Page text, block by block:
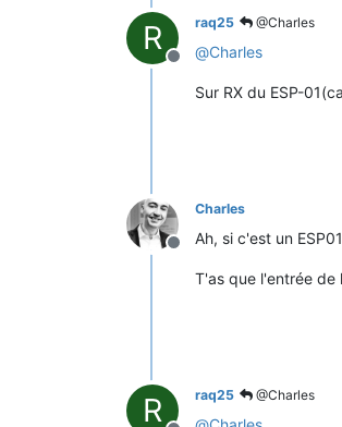
R
Offline
raq25 @Charles
@Charles
Sur RX du ESP-
Offline
Charles
Ah, si c'est un
T'as que l'entrée de
R raq25 @Charles